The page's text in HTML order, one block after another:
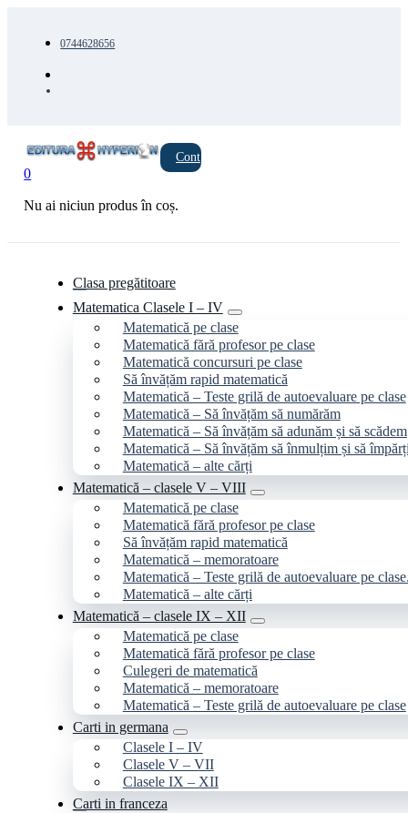
0744628656
Cont
0
Nu ai niciun produs în coș.
Clasa pregătitoare
Matematica Clasele I – IV
Matematică pe clase
Matematică fără profesor pe clase
Matematică concursuri pe clase
Să învățăm rapid matematică
Matematică – Teste grilă de autoevaluare pe clase
Matematică – Să învățăm să numărăm
Matematică – Să învățăm să adunăm și să scădem
Matematică – Să învățăm să înmulțim și să
Matematică – alte cărți
Matematică – clasele V – VIII
Matematică pe clase
Matematică fără profesor pe clase
Să învățăm rapid matematică
Matematică – memoratoare
Matematică – Teste grilă de autoevaluare pe
Matematică – alte cărți
Matematică – clasele IX – XII
Matematică pe clase
Matematică fără profesor pe clase
Culegeri de matematică
Matematică – memoratoare
Matematică – Teste grilă de autoevaluare pe clase
Carti in germana
Clasele I – IV
Clasele V – VII
Clasele IX – XII
Carti in franceza